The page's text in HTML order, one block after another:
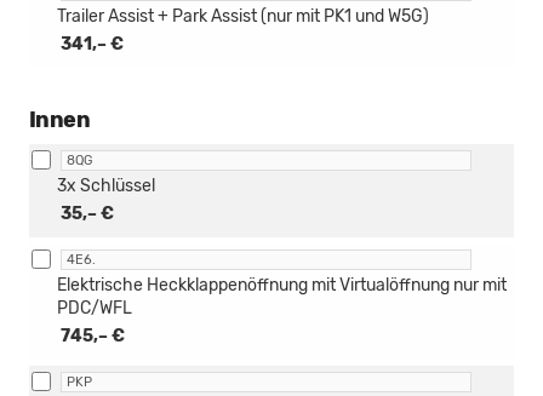
341,– €
Trailer Assist + Park Assist (nur mit PK1 und W5G)
Innen
8QG
35,– €
3x Schlüssel
4E6.
745,– €
Elektrische Heckklappenöffnung mit Virtualöffnung nur mit
PDC/WFL
PKP